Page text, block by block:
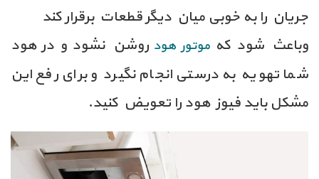
جریان را به خوبی میان دیگر قطعات برقرار کند
وباعث شود کهموتور هودروشن نشود و در هود
شما تهویه به درستی انجام نگیرد و برای رفع این
مشکل باید فیوز هود را تعویض کنید.